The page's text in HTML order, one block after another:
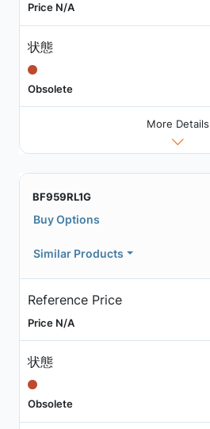
Price N/A
状態
Obsolete
More Details
BF959RL1G
Buy Options
Similar Products
Reference Price
Price N/A
状態
Obsolete